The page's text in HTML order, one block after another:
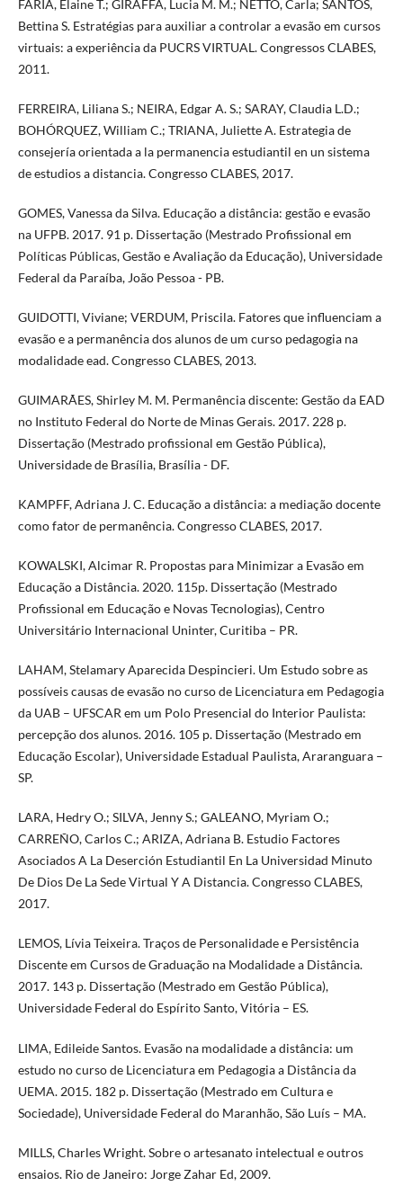
FARIA, Elaine T.; GIRAFFA, Lucia M. M.; NETTO, Carla; SANTOS,
Bettina S. Estratégias para auxiliar a controlar a evasão em cursos
virtuais: a experiência da PUCRS VIRTUAL. Congressos CLABES,
2011.
FERREIRA, Liliana S.; NEIRA, Edgar A. S.; SARAY, Claudia L.D.;
BOHÓRQUEZ, William C.; TRIANA, Juliette A. Estrategia de
consejería orientada a la permanencia estudiantil en un sistema
de estudios a distancia. Congresso CLABES, 2017.
GOMES, Vanessa da Silva. Educação a distância: gestão e evasão
na UFPB. 2017. 91 p. Dissertação (Mestrado Profissional em
Políticas Públicas, Gestão e Avaliação da Educação), Universidade
Federal da Paraíba, João Pessoa - PB.
GUIDOTTI, Viviane; VERDUM, Priscila. Fatores que influenciam a
evasão e a permanência dos alunos de um curso pedagogia na
modalidade ead. Congresso CLABES, 2013.
GUIMARÃES, Shirley M. M. Permanência discente: Gestão da EAD
no Instituto Federal do Norte de Minas Gerais. 2017. 228 p.
Dissertação (Mestrado profissional em Gestão Pública),
Universidade de Brasília, Brasília - DF.
KAMPFF, Adriana J. C. Educação a distância: a mediação docente
como fator de permanência. Congresso CLABES, 2017.
KOWALSKI, Alcimar R. Propostas para Minimizar a Evasão em
Educação a Distância. 2020. 115p. Dissertação (Mestrado
Profissional em Educação e Novas Tecnologias), Centro
Universitário Internacional Uninter, Curitiba – PR.
LAHAM, Stelamary Aparecida Despincieri. Um Estudo sobre as
possíveis causas de evasão no curso de Licenciatura em Pedagogia
da UAB – UFSCAR em um Polo Presencial do Interior Paulista:
percepção dos alunos. 2016. 105 p. Dissertação (Mestrado em
Educação Escolar), Universidade Estadual Paulista, Araranguara –
SP.
LARA, Hedry O.; SILVA, Jenny S.; GALEANO, Myriam O.;
CARREÑO, Carlos C.; ARIZA, Adriana B. Estudio Factores
Asociados A La Deserción Estudiantil En La Universidad Minuto
De Dios De La Sede Virtual Y A Distancia. Congresso CLABES,
2017.
LEMOS, Lívia Teixeira. Traços de Personalidade e Persistência
Discente em Cursos de Graduação na Modalidade a Distância.
2017. 143 p. Dissertação (Mestrado em Gestão Pública),
Universidade Federal do Espírito Santo, Vitória – ES.
LIMA, Edileide Santos. Evasão na modalidade a distância: um
estudo no curso de Licenciatura em Pedagogia a Distância da
UEMA. 2015. 182 p. Dissertação (Mestrado em Cultura e
Sociedade), Universidade Federal do Maranhão, São Luís – MA.
MILLS, Charles Wright. Sobre o artesanato intelectual e outros
ensaios. Rio de Janeiro: Jorge Zahar Ed, 2009.